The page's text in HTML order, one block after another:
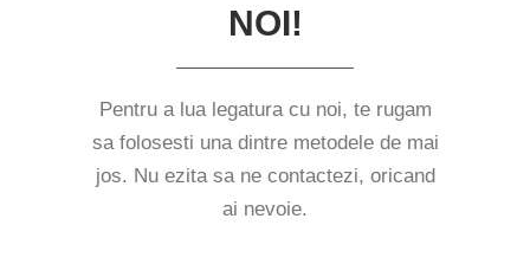
NOI!
Pentru a lua legatura cu noi, te rugam
sa folosesti una dintre metodele de mai
jos. Nu ezita sa ne contactezi, oricand
ai nevoie.